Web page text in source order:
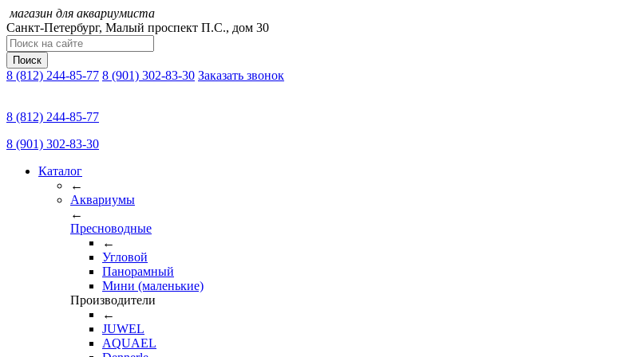
магазин для аквариумиста
Санкт-Петербург, Малый проспект П.C., дом 30
Поиск
8 (812) 244-85-77 8 (901) 302-83-30 Заказать звонок
8 (812) 244-85-77
8 (901) 302-83-30
Каталог
←
Аквариумы
←
Пресноводные
←
Угловой
Панорамный
Мини (маленькие)
Производители
←
JUWEL
AQUAEL